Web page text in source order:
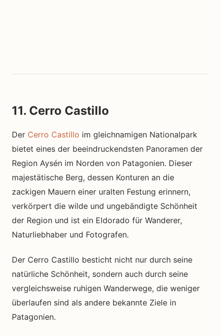
11. Cerro Castillo
Der Cerro Castillo im gleichnamigen Nationalpark
bietet eines der beeindruckendsten Panoramen der
Region Aysén im Norden von Patagonien. Dieser
majestätische Berg, dessen Konturen an die
zackigen Mauern einer uralten Festung erinnern,
verkörpert die wilde und ungebändigte Schönheit
der Region und ist ein Eldorado für Wanderer,
Naturliebhaber und Fotografen.
Der Cerro Castillo besticht nicht nur durch seine
natürliche Schönheit, sondern auch durch seine
vergleichsweise ruhigen Wanderwege, die weniger
überlaufen sind als andere bekannte Ziele in
Patagonien.